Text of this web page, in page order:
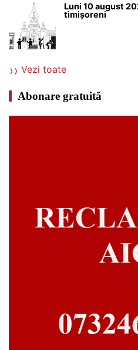
Luni 10 august
timișoreni
Vezi toate
Abonare gratuită